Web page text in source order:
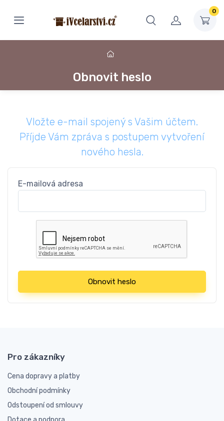
0
Obnovit heslo
Vložte e-mail spojený s Vašim účtem.
Příjde Vám zpráva s postupem vytvoření
nového hesla.
E-mailová adresa
Obnovit heslo
Pro zákazníky
Cena dopravy a platby
Obchodní podmínky
Odstoupení od smlouvy